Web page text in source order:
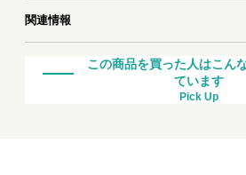
関連情報
この商品を買った人はこん
ています
Pick Up